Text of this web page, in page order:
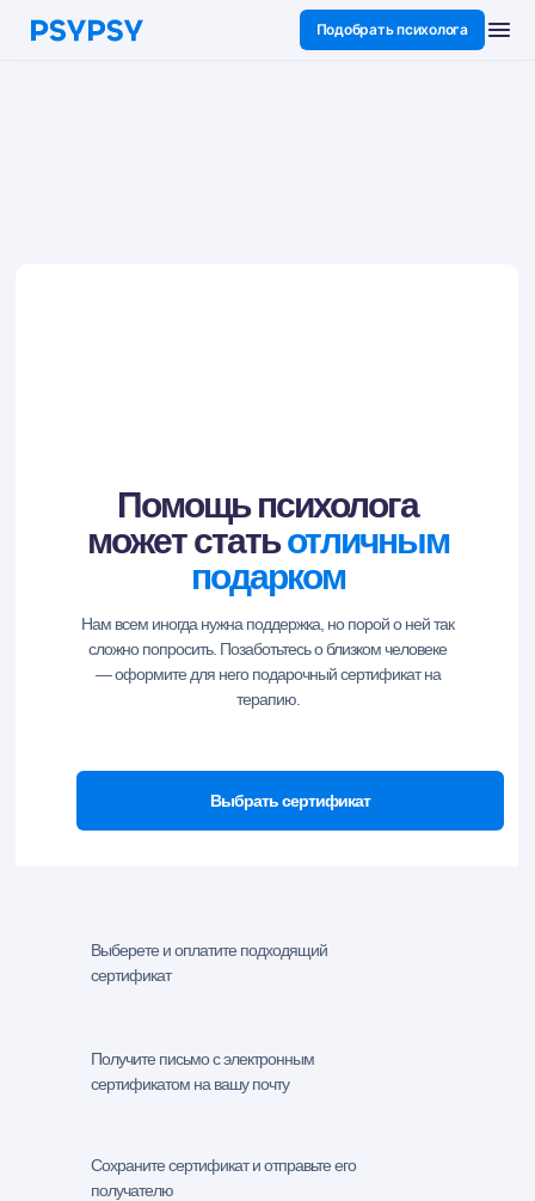
Подобрать психолога
Нам всем иногда нужна поддержка, но порой о ней так
сложно попросить. Позаботьтесь о близком человеке
— оформите для него подарочный сертификат на
терапию.
Выбрать сертификат
Помощь психолога
может статьотличным
подарком
Выберете и оплатите подходящий
сертификат
Сохраните сертификат и отправьте его
получателю
Получите письмо с электронным
сертификатом на вашу почту